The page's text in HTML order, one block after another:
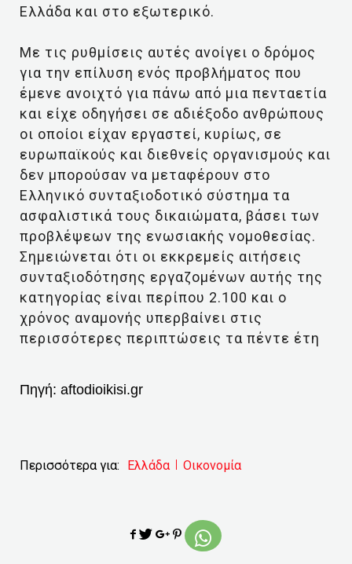
Ελλάδα και στο εξωτερικό.
Με τις ρυθμίσεις αυτές ανοίγει ο δρόμος
για την επίλυση ενός προβλήματος που
έμενε ανοιχτό για πάνω από μια πενταετία
και είχε οδηγήσει σε αδιέξοδο ανθρώπους
οι οποίοι είχαν εργαστεί, κυρίως, σε
ευρωπαϊκούς και διεθνείς οργανισμούς και
δεν μπορούσαν να μεταφέρουν στο
Ελληνικό συνταξιοδοτικό σύστημα τα
ασφαλιστικά τους δικαιώματα, βάσει των
προβλέψεων της ενωσιακής νομοθεσίας.
Σημειώνεται ότι οι εκκρεμείς αιτήσεις
συνταξιοδότησης εργαζομένων αυτής της
κατηγορίας είναι περίπου 2.100 και ο
χρόνος αναμονής υπερβαίνει στις
περισσότερες περιπτώσεις τα πέντε έτη
Πηγή: aftodioikisi.gr
Περισσότερα για: Ελλάδα Οικονομία